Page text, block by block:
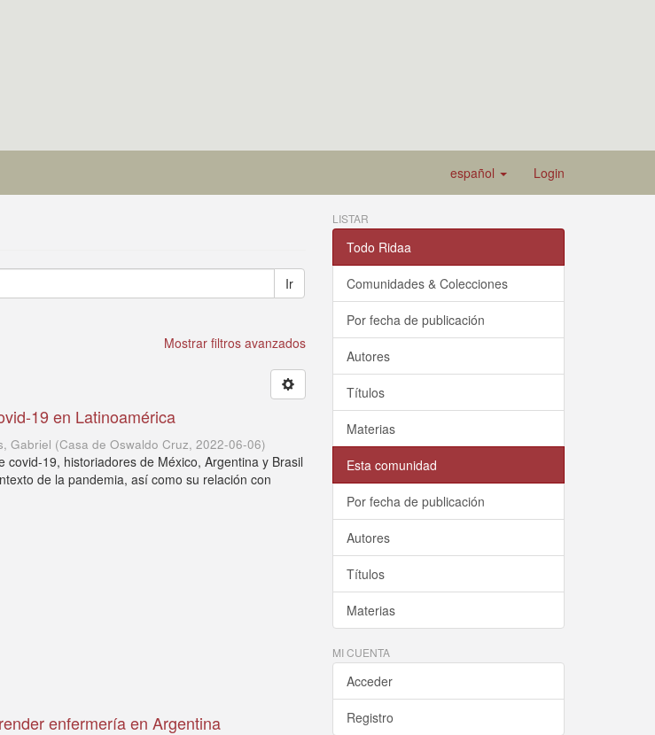
español Login
Ir
Mostrar filtros avanzados
19 en Latinoamérica
Gabriel (Casa de Oswaldo Cruz,2022-06-06)
19, historiadores de México, Argentina y Brasil
de la pandemia, así como su relación con
enfermería en Argentina
LISTAR
Todo Ridaa
Comunidades & Colecciones
Por fecha de publicación
Autores
Títulos
Materias
Esta comunidad
Por fecha de publicación
Autores
Títulos
Materias
MI CUENTA
Acceder
Registro